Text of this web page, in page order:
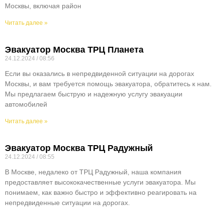
Москвы, включая район
Читать далее »
Эвакуатор Москва ТРЦ Планета
24.12.2024 08:56
Если вы оказались в непредвиденной ситуации на дорогах
Москвы, и вам требуется помощь эвакуатора, обратитесь к нам.
Мы предлагаем быструю и надежную услугу эвакуации
автомобилей
Читать далее »
Эвакуатор Москва ТРЦ Радужный
24.12.2024 08:55
В Москве, недалеко от ТРЦ Радужный, наша компания
предоставляет высококачественные услуги эвакуатора. Мы
понимаем, как важно быстро и эффективно реагировать на
непредвиденные ситуации на дорогах.